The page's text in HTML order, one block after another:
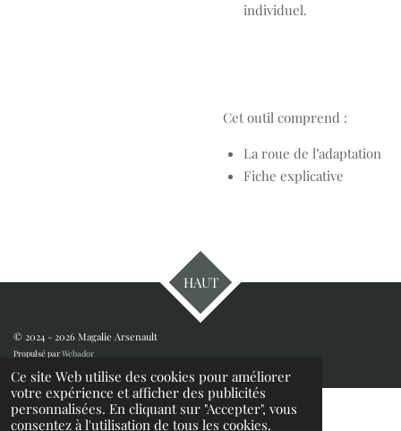
Ce site Web utilise des cookies pour améliorer
votre expérience et afficher des publicités
personnalisées. En cliquant sur "Accepter", vous
consentez à l'utilisation de tous les cookies.
individuel.
Cet outil comprend :
La roue de l’adaptation
Fiche explicative
HAUT
© 2024 - 2026 Magalie Arsenault
Propulsé parWebador